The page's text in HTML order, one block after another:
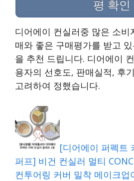
평 확인
디어에이 컨실러중 많은 소비
매와 좋은 구매평가를 받고
을 추천 드립니다. 디어에이
용자의 선호도, 판매실적, 후
고려하여 정했습니다.
[디어에이 퍼펙트
퍼프] 비건 컨실러 멀티
컨투어링 커버 밀착 메이크업